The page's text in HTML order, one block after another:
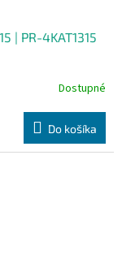
| PR-4KAT1315
Dostupné
Do košíka